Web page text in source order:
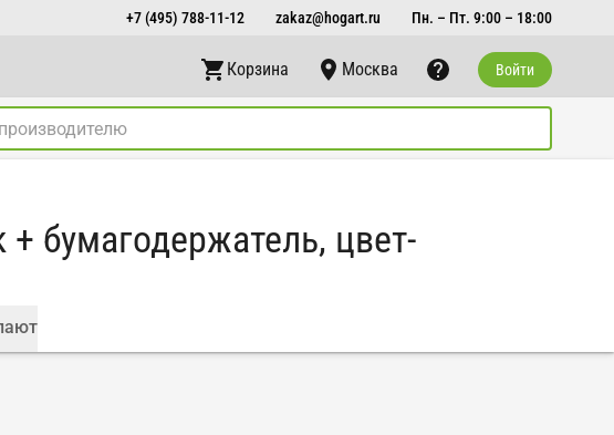
+7 (495) 788-11-12 zakaz@hogart.ru Пн. – Пт. 9:00 – 18:00
Корзина Москва Войти
бумагодержатель, цвет-